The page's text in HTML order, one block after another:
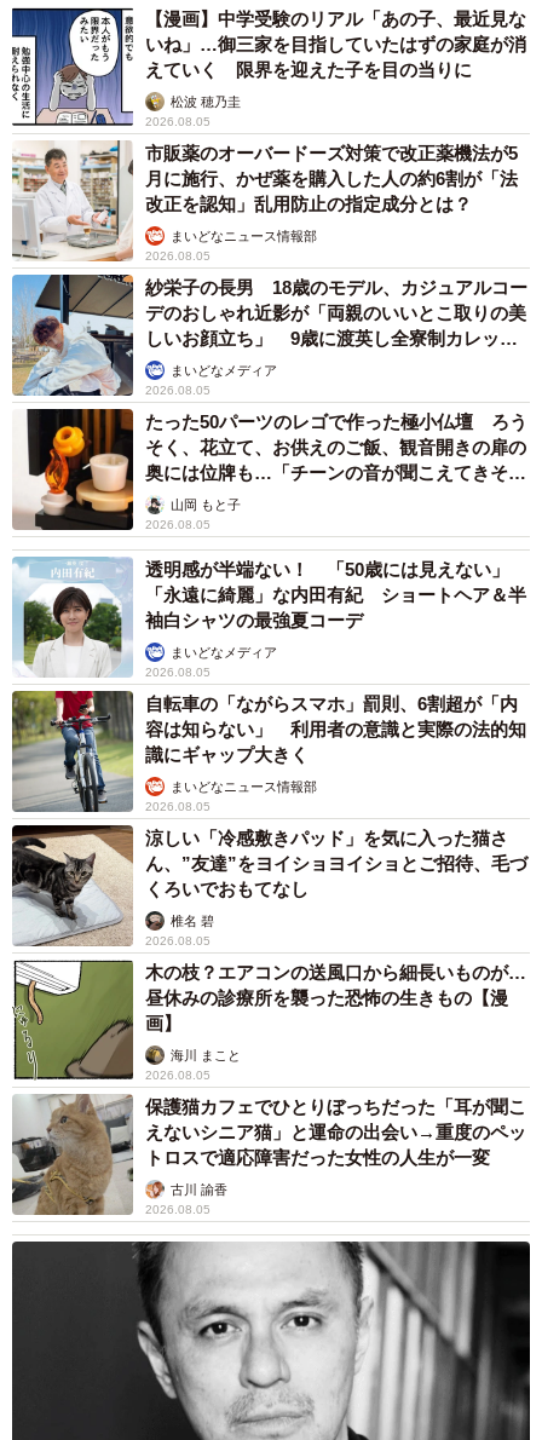
【漫画】中学受験のリアル「あの子、最近見な
いね」…御三家を目指していたはずの家庭が消
えていく 限界を迎えた子を目の当りに
松波 穂乃圭
2026.08.05
市販薬のオーバードーズ対策で改正薬機法が5
月に施行、かぜ薬を購入した人の約6割が「法
改正を認知」乱用防止の指定成分とは？
まいどなニュース情報部
2026.08.05
紗栄子の長男 18歳のモデル、カジュアルコー
デのおしゃれ近影が「両親のいいとこ取りの美
しいお顔立ち」 9歳に渡英し全寮制カレッジ
で学ぶまいどなメディア
2026.08.05
たった50パーツのレゴで作った極小仏壇 ろう
そく、花立て、お供えのご飯、観音開きの扉の
奥には位牌も…「チーンの音が聞こえてきそ
う」山岡 もと子
2026.08.05
透明感が半端ない！ 「50歳には見えない」
「永遠に綺麗」な内田有紀 ショートヘア＆半
袖白シャツの最強夏コーデ
まいどなメディア
2026.08.05
自転車の「ながらスマホ」罰則、6割超が「内
容は知らない」 利用者の意識と実際の法的知
識にギャップ大きく
まいどなニュース情報部
2026.08.05
涼しい「冷感敷きパッド」を気に入った猫さ
ん、”友達”をヨイショヨイショとご招待、毛づ
くろいでおもてなし
椎名 碧
2026.08.05
木の枝？エアコンの送風口から細長いものが…
昼休みの診療所を襲った恐怖の生きもの【漫
画】
海川 まこと
2026.08.05
保護猫カフェでひとりぼっちだった「耳が聞こ
えないシニア猫」と運命の出会い→重度のペッ
トロスで適応障害だった女性の人生が一変
古川 諭香
2026.08.05